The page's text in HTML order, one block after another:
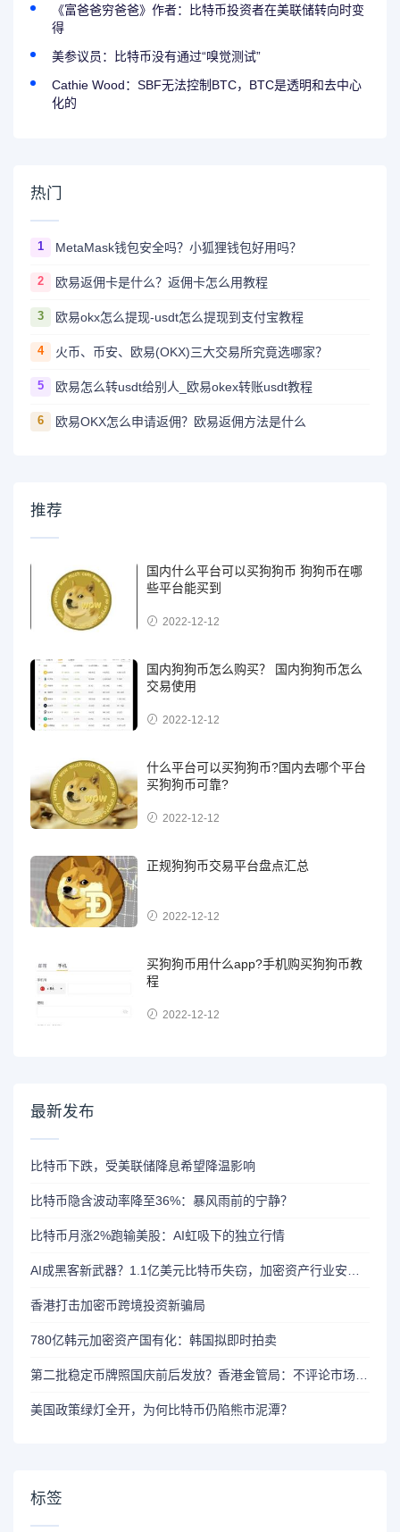
《富爸爸穷爸爸》作者：比特币投资者在美联储转向时变
得
美参议员：比特币没有通过“嗅觉测试”
Cathie Wood：SBF无法控制BTC，BTC是透明和去中心
化的
热门
1 MetaMask钱包安全吗？小狐狸钱包好用吗？
2 欧易返佣卡是什么？返佣卡怎么用教程
3 欧易okx怎么提现-usdt怎么提现到支付宝教程
4 火币、币安、欧易(OKX)三大交易所究竟选哪家？
5 欧易怎么转usdt给别人_欧易okex转账usdt教程
6 欧易OKX怎么申请返佣？欧易返佣方法是什么
推荐
国内什么平台可以买狗狗币 狗狗币在哪
些平台能买到
2022-12-12
国内狗狗币怎么购买？ 国内狗狗币怎么
交易使用
2022-12-12
什么平台可以买狗狗币?国内去哪个平台
买狗狗币可靠?
2022-12-12
正规狗狗币交易平台盘点汇总
2022-12-12
买狗狗币用什么app?手机购买狗狗币教
程
2022-12-12
最新发布
比特币下跌，受美联储降息希望降温影响
比特币隐含波动率降至36%：暴风雨前的宁静？
比特币月涨2%跑输美股：AI虹吸下的独立行情
香港打击加密币跨境投资新骗局
780亿韩元加密资产国有化：韩国拟即时拍卖
美国政策绿灯全开，为何比特币仍陷熊市泥潭？
标签